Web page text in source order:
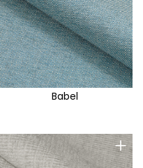
Babel
+